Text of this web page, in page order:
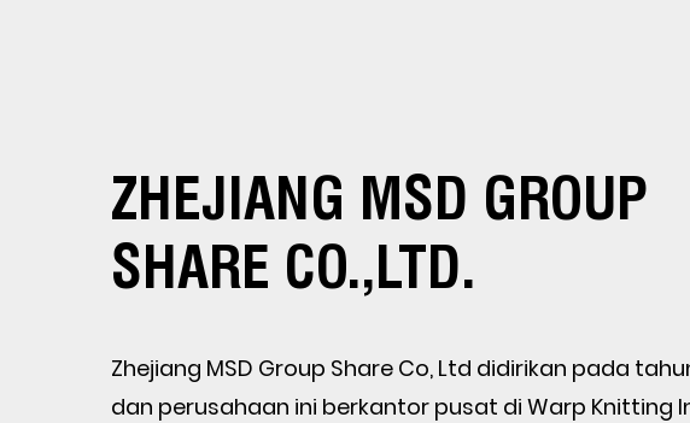
ZHEJIANG MSD GROUP
SHARE CO.,LTD.
Zhejiang MSD Group Share Co, Ltd didirikan pada
dan perusahaan ini berkantor pusat di Warp Knitting